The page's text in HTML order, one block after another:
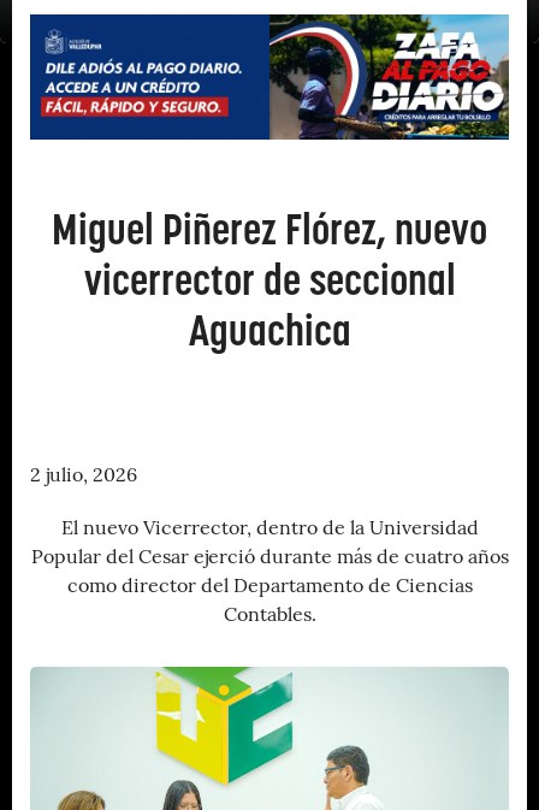
Miguel Piñerez Flórez, nuevo
vicerrector de seccional
Aguachica
2 julio, 2026
El nuevo Vicerrector, dentro de la Universidad
Popular del Cesar ejerció durante más de cuatro años
como director del Departamento de Ciencias
Contables.